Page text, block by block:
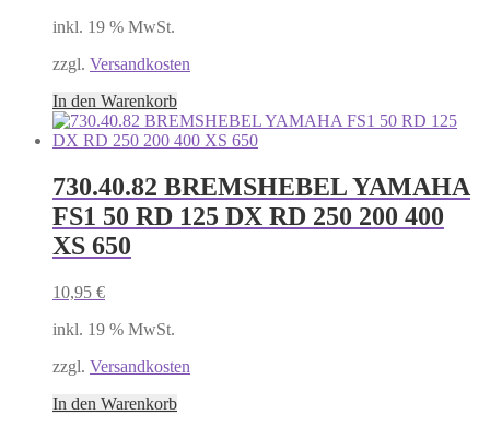
inkl. 19 % MwSt.
zzgl. Versandkosten
In den Warenkorb
730.40.82 BREMSHEBEL YAMAHA
FS1 50 RD 125 DX RD 250 200 400
XS 650
10,95 €
inkl. 19 % MwSt.
zzgl. Versandkosten
In den Warenkorb